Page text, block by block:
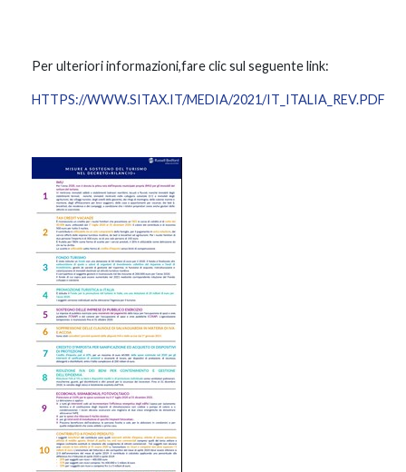
Per ulteriori informazioni,fare clic sul seguente link:
HTTPS://WWW.SITAX.IT/MEDIA/2021/IT_ITALIA_REV.PDF